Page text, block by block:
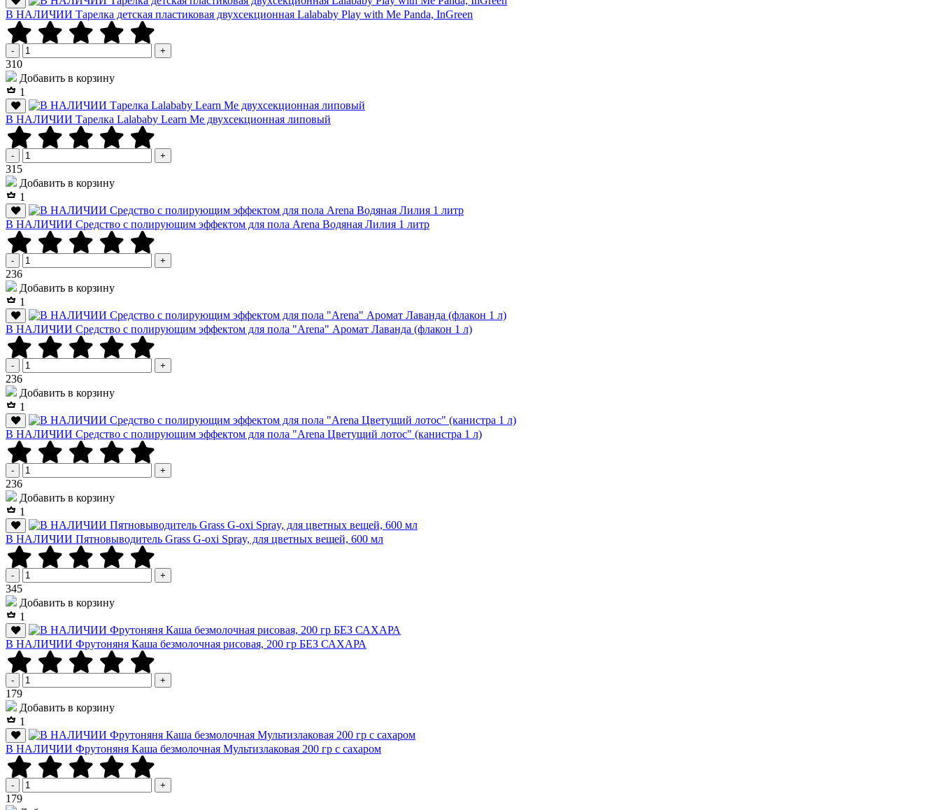
В НАЛИЧИИ Тарелка детская пластиковая двухсекционная Lalababy Play with Me Panda, InGreen
- +
310Р
Добавить в корзину
1
В НАЛИЧИИ Тарелка Lalababy Learn Me двухсекционная липовый
- +
315Р
Добавить в корзину
1
В НАЛИЧИИ Средство с полирующим эффектом для пола Arena Водяная Лилия 1 литр
- +
236Р
Добавить в корзину
1
В НАЛИЧИИ Средство с полирующим эффектом для пола "Arena" Аромат Лаванда (флакон 1 л)
- +
236Р
Добавить в корзину
1
В НАЛИЧИИ Средство с полирующим эффектом для пола "Arena Цветущий лотос" (канистра 1 л)
- +
236Р
Добавить в корзину
1
В НАЛИЧИИ Пятновыводитель Grass G-oxi Spray, для цветных вещей, 600 мл
- +
345Р
Добавить в корзину
1
В НАЛИЧИИ Фрутоняня Каша безмолочная рисовая, 200 гр БЕЗ САХАРА
- +
179Р
Добавить в корзину
1
В НАЛИЧИИ Фрутоняня Каша безмолочная Мультизлаковая 200 гр с сахаром
- +
179Р